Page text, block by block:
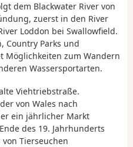
dem Blackwater River von
zuerst in den River
Loddon bei Swallowfield.
Country Parks und
Möglichkeiten zum Wandern
Wassersportarten.
Viehtriebstraße.
von Wales nach
ein jährlicher Markt
des 19. Jahrhunderts
Tierseuchen